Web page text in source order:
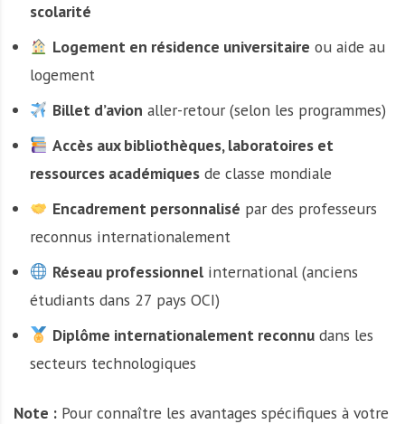
scolarité
Logement en résidence universitaire ou aide au
logement
Billet d’avion aller-retour (selon les programmes)
Accès aux bibliothèques, laboratoires et
ressources académiquesde classe mondiale
Encadrement personnalisé par des professeurs
reconnus internationalement
Réseau professionnelinternational (anciens
étudiants dans 27 pays OCI)
Diplôme internationalement reconnudans les
secteurs technologiques
Note : Pour connaître les avantages spécifiques à votre